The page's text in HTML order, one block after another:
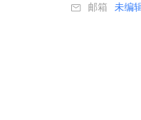
邮箱 未编